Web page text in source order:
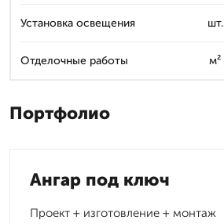
Установка освещения шт.
Отделочные работы м²
Портфолио
Ангар под ключ
Проект + изготовление + монтаж